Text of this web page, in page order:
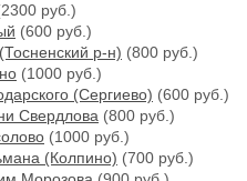
руб.)
(600 руб.)
р-н) (800 руб.)
(1000 руб.)
(Сергиево) (600 руб.)
Свердлова (800 руб.)
(1000 руб.)
(Колпино) (700 руб.)